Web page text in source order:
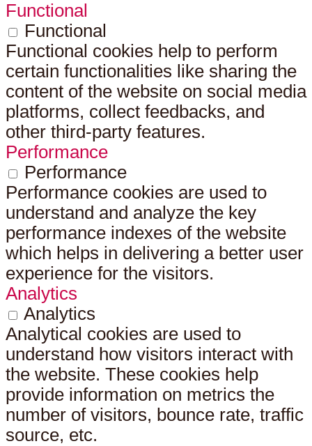
Functional
Functional
Functional cookies help to perform
certain functionalities like sharing the
content of the website on social media
platforms, collect feedbacks, and
other third-party features.
Performance
Performance
Performance cookies are used to
understand and analyze the key
performance indexes of the website
which helps in delivering a better user
experience for the visitors.
Analytics
Analytics
Analytical cookies are used to
understand how visitors interact with
the website. These cookies help
provide information on metrics the
number of visitors, bounce rate, traffic
source, etc.